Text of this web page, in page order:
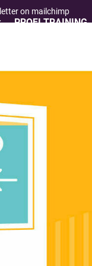
on mailchimp
PROFI TRAINING